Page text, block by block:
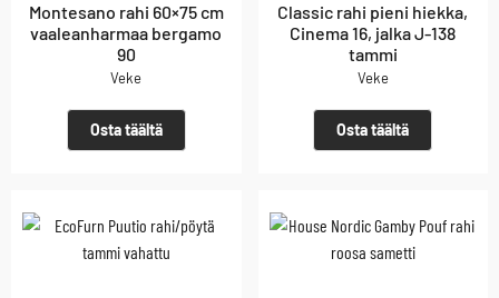
Montesano rahi 60×75 cm
vaaleanharmaa bergamo
90
Veke
Osta täältä
Classic rahi pieni hiekka,
Cinema 16, jalka J-138
tammi
Veke
Osta täältä